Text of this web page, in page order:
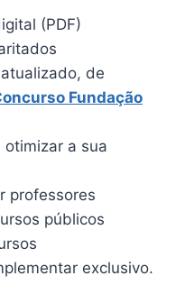
(PDF)
de
Fundação
a sua
professores
públicos
exclusivo.